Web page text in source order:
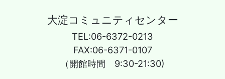
大淀コミュニティセンター
TEL:06-6372-0213
FAX:06-6371-0107
（開館時間 9:30-21:30)